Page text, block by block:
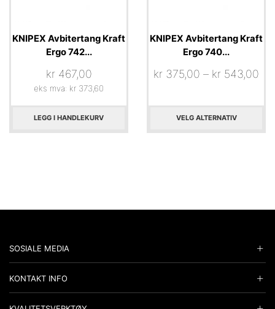
KNIPEX Avbitertang Kraft
Ergo 742...
kr467,00
eks mva: kr 373,60
LEGG I HANDLEKURV
KNIPEX Avbitertang Kraft
Ergo 740...
kr 375,00 – kr 543,00
VELG ALTERNATIV
SOSIALE MEDIA
KONTAKT INFO